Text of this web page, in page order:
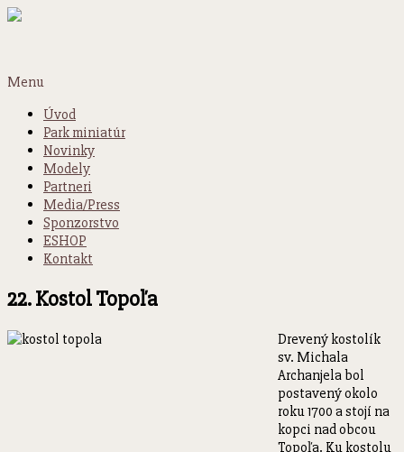
Menu
Úvod
Park miniatúr
Novinky
Modely
Partneri
Media/Press
Sponzorstvo
ESHOP
Kontakt
22. Kostol Topoľa
Drevený kostolík
sv. Michala
Archanjela bol
postavený okolo
roku 1700 a stojí na
kopci nad obcou
Topoľa. Ku kostolu